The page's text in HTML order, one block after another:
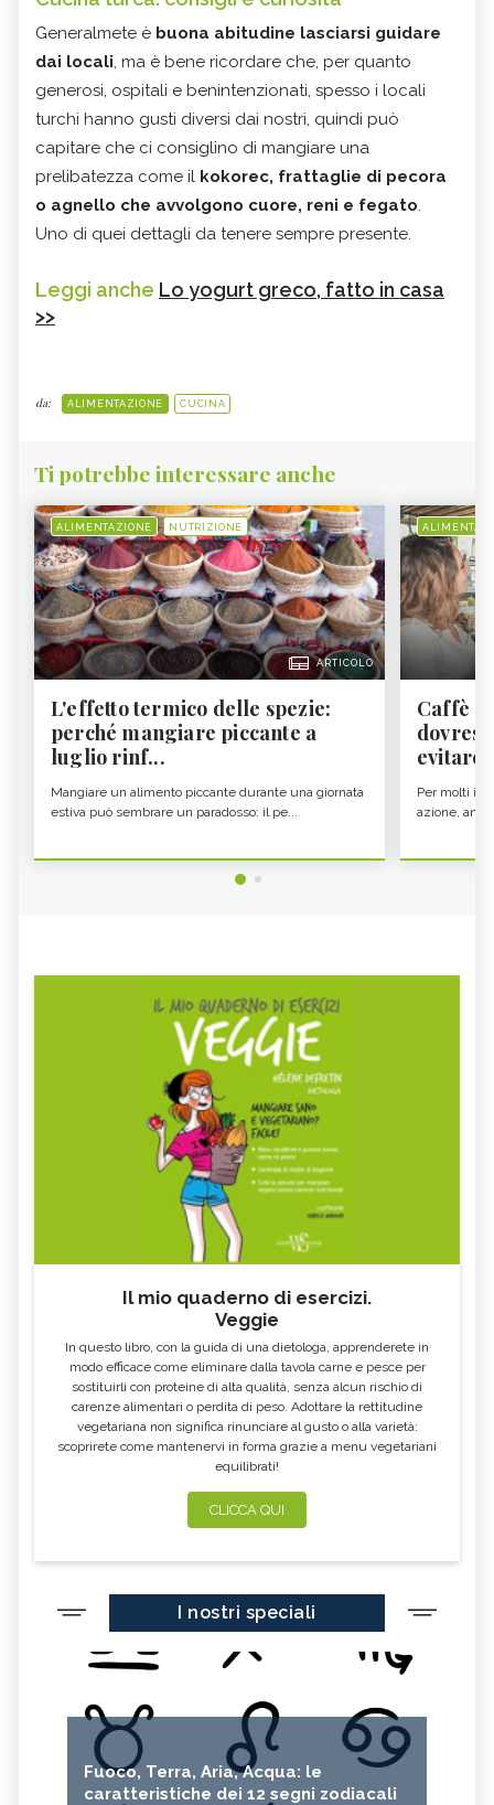
Generalmete è buona abitudine lasciarsi guidare
dai locali, ma è bene ricordare che, per quanto
generosi, ospitali e benintenzionati, spesso i locali
turchi hanno gusti diversi dai nostri, quindi può
capitare che ci consiglino di mangiare una
prelibatezza come il kokorec, frattaglie di pecora
o agnello che avvolgono cuore, reni e fegato.
Uno di quei dettagli da tenere sempre presente.
Leggi anche Lo yogurt greco, fatto in casa
>>
da: ALIMENTAZIONE CUCINA
Ti potrebbe interessare anche
ALIMENTAZIONE NUTRIZIONE
ARTICOLO
L'effetto termico delle spezie:
perché mangiare piccante a
luglio rinf...
Mangiare un alimento piccante durante una giornata
estiva può sembrare un paradosso: il pe...
Caffè
evitare
Per molti il
azione,
Il mio quaderno di esercizi.
Veggie
In questo libro, con la guida di una dietologa, apprenderete in
modo efficace come eliminare dalla tavola carne e pesce per
sostituirli con proteine di alta qualità, senza alcun rischio di
carenze alimentari o perdita di peso. Adottare la rettitudine
vegetariana non significa rinunciare al gusto o alla varietà:
scoprirete come mantenervi in forma grazie a menu vegetariani
equilibrati!
CLICCA QUI
I nostri speciali
Fuoco, Terra, Aria, Acqua: le
caratteristiche dei 12 segni zodiacali